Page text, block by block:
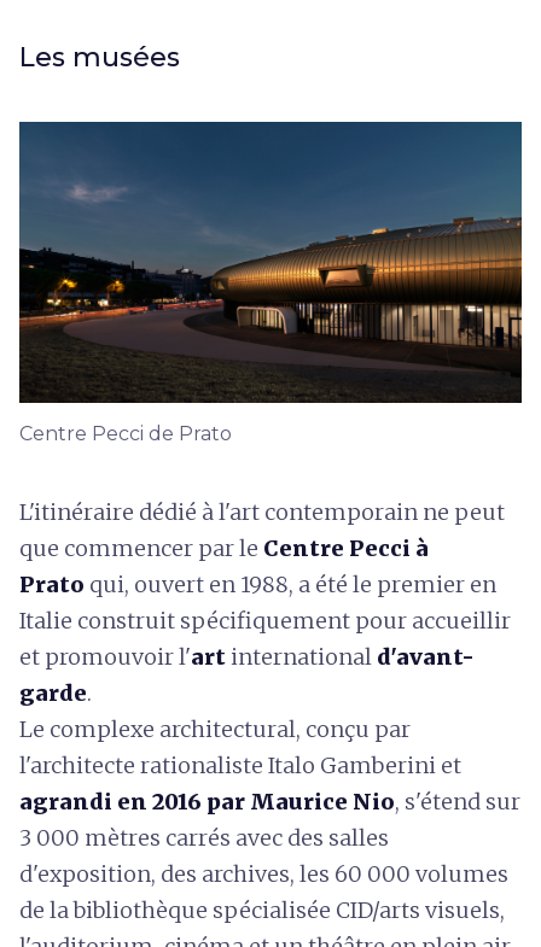
Les musées
Centre Pecci de Prato
L'itinéraire dédié à l'art contemporain ne peut
que commencer par le Centre Pecci à
Prato qui, ouvert en 1988, a été le premier en
Italie construit spécifiquement pour accueillir
et promouvoir l'artinternational d'avant-
garde.
Le complexe architectural, conçu par
l'architecte rationaliste Italo Gamberini et
agrandi en 2016 par Maurice Nio, s'étend sur
3 000 mètres carrés avec des salles
d'exposition, des archives, les 60 000 volumes
de la bibliothèque spécialisée CID/arts visuels,